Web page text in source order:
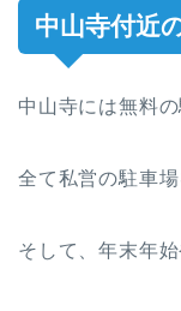
中山寺付近
中山寺には無料
全て私営の駐車
そして、年末年